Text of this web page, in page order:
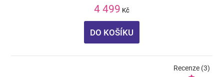
4 499 Kč
DO KOŠÍKU
Recenze (3)